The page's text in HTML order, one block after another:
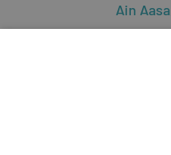
Ain Aasa